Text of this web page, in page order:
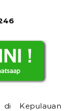
Kepulauan